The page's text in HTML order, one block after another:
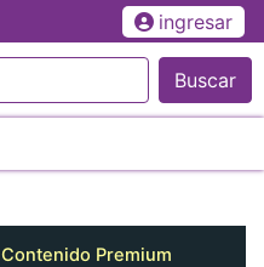
ingresar
Buscar
Contenido Premium